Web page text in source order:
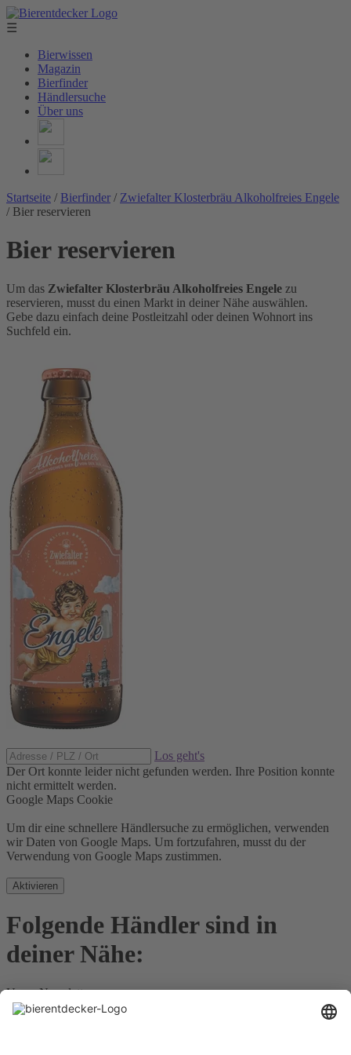
☰
Bierwissen
Magazin
Bierfinder
Händlersuche
Über uns
Startseite / Bierfinder / Zwiefalter Klosterbräu Alkoholfreies Engele
/ Bier reservieren
Bier reservieren
Um das Zwiefalter Klosterbräu Alkoholfreies Engele zu
reservieren, musst du einen Markt in deiner Nähe auswählen.
Gebe dazu einfach deine Postleitzahl oder deinen Wohnort ins
Suchfeld ein.
Los geht's
Der Ort konnte leider nicht gefunden werden. Ihre Position konnte
nicht ermittelt werden.
Google Maps Cookie
Um dir eine schnellere Händlersuche zu ermöglichen, verwenden
wir Daten von Google Maps. Um fortzufahren, musst du der
Verwendung von Google Maps zustimmen.
Aktivieren
Folgende Händler sind in
deiner Nähe:
Unser Newsletter
Für Bierkenner, Bierliebhaber, Bierneulinge - kurz, alle